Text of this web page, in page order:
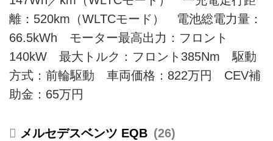
離：520km（WLTCモード） 電池総電力量：
66.5kWh モーター最高出力：フロント
140kW 最大トルク：フロント385Nm 駆動
方式：前輪駆動 車両価格：822万円 CEV補
助金：65万円
メルセデスベンツ EQB 26